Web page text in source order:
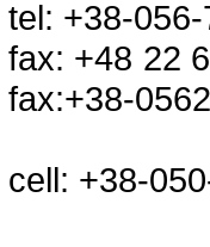
tel: +38-
fax:+38-
cell: +38-